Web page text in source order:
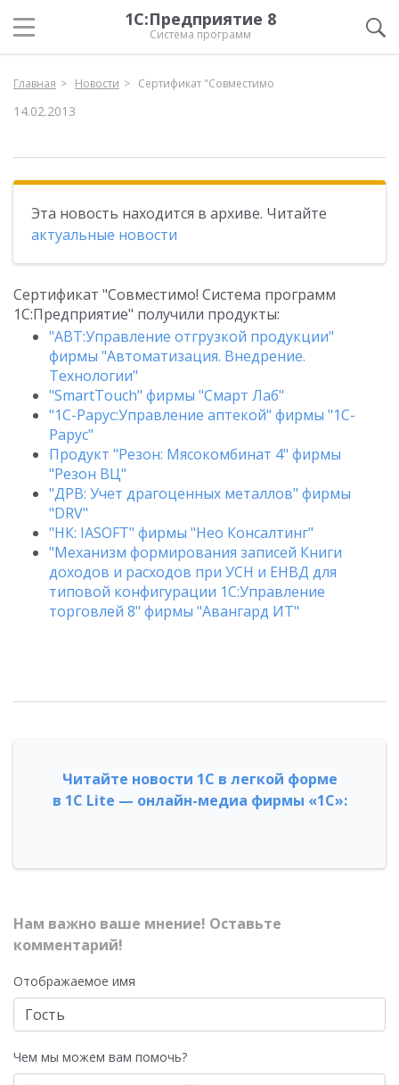
1С:Предприятие 8
Система программ
Главная Новости Сертификат "Совместимо
14.02.2013
Эта новость находится в архиве. Читайте
актуальные новости
Сертификат "Совместимо! Система программ
1С:Предприятие" получили продукты:
"АВТ:Управление отгрузкой продукции"
фирмы "Автоматизация. Внедрение.
Технологии"
"SmartTouch" фирмы "Смарт Лаб"
"1C-Рарус:Управление аптекой" фирмы "1С-
Рарус"
Продукт "Резон: Мясокомбинат 4" фирмы
"Резон ВЦ"
"ДРВ: Учет драгоценных металлов" фирмы
"DRV"
"НК: IASOFT" фирмы "Нео Консалтинг"
"Механизм формирования записей Книги
доходов и расходов при УСН и ЕНВД для
типовой конфигурации 1С:Управление
торговлей 8" фирмы "Авангард ИТ"
Читайте новости 1С в легкой форме
в 1С Lite — онлайн-медиа фирмы «1С»:
Нам важно ваше мнение! Оставьте
комментарий!
Отображаемое имя
Чем мы можем вам помочь?